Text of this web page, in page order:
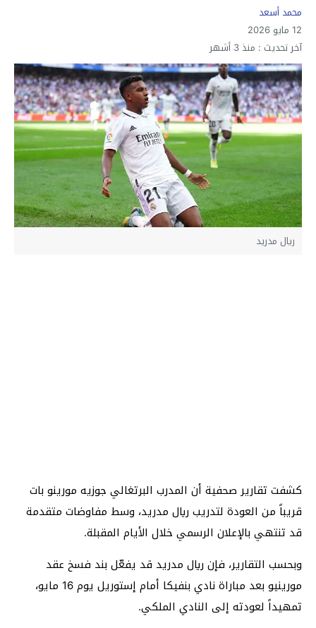
محمد أسعد
12 مايو 2026
آخر تحديث : منذ 3 أشهر
ريال مدريد
كشفت تقارير صحفية أن المدرب البرتغالي جوزيه مورينو بات
قريباً من العودة لتدريب ريال مدريد، وسط مفاوضات متقدمة
قد تنتهي بالإعلان الرسمي خلال الأيام المقبلة.
وبحسب التقارير، فإن ريال مدريد قد يفعّل بند فسخ عقد
مورينيو بعد مباراة نادي بنفيكا أمام إستوريل يوم 16 مايو،
تمهيداً لعودته إلى النادي الملكي.